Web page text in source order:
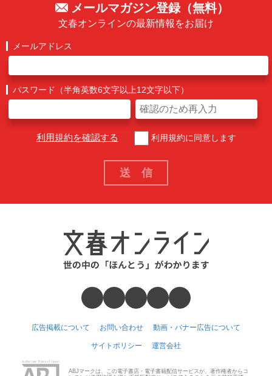
メールマガジン登録（無料）
文春オンラインの最新情報をお届け
メールアドレス
パスワード（半角英数6文字以上12文字以下）
利用規約を確認する 利用規約に同意します
広告掲載について お問い合わせ 動画・バナー広告について
サイトポリシー 運営会社
ABJマークは、この電子書店・電子書籍配信サービスが、著作権者からコ